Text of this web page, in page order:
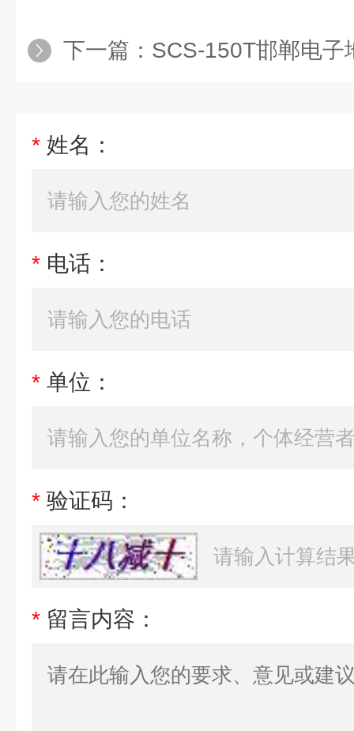
下一篇： SCS-150T邯郸电子
* 姓名：
* 电话：
* 单位：
* 验证码：
* 留言内容：